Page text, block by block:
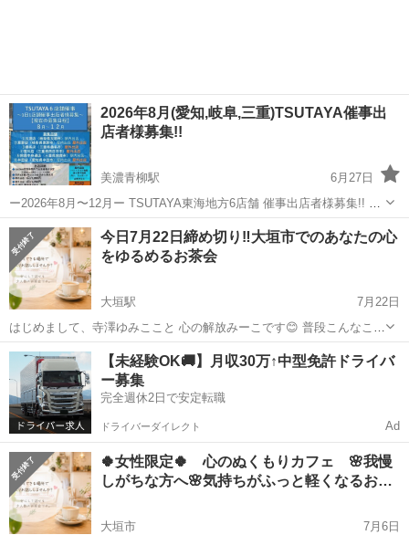
2026年8月(愛知,岐阜,三重)TSUTAYA催事出
店者様募集!!
美濃青柳駅
6月27日
ー2026年8月〜12月ー TSUTAYA東海地方6店舗 催事出店者様募集!! 毎
日1店舗催事出店者様を募集中!! ・平日の出店場所がない.. ・固定の出
店場所がない.. ・個別出店時はレンタルスペースを借りている.. ・...
岐阜 大垣市 美濃青柳駅 ワークショップ 営業許可
今日7月22日締め切り‼️大垣市でのあなたの心
をゆるめるお茶会
大垣駅
7月22日
はじめまして、寺澤ゆみここと 心の解放みーこです😊 普段こんなこと
ありませんか？ ・つい我慢してしまう・人に気を遣いすぎて疲れる・
本音が言えない・なんだかモヤモヤする そんな方に向けて少人数でゆ
ったりお話しできるお茶会...
岐阜 大垣市 大垣駅 ワークショップ お茶会
【未経験OK🚚】月収30万↑中型免許ドライバ
ー募集
完全週休2日で安定転職
ドライバーダイレクト Ad
🍀女性限定🍀 心のぬくもりカフェ 🌸我慢
しがちな方へ🌸気持ちがふっと軽くなるお…
大垣市
7月6日